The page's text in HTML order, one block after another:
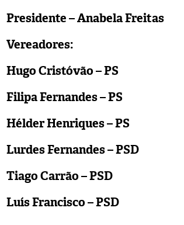
Presidente – Anabela Freitas
Vereadores:
Hugo Cristóvão – PS
Filipa Fernandes – PS
Hélder Henriques – PS
Lurdes Fernandes – PSD
Tiago Carrão – PSD
Luís Francisco – PSD